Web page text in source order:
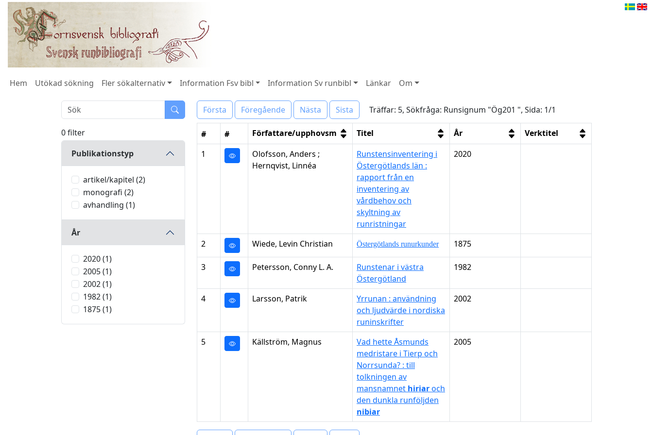
Hem Utökad sökning Fler sökalternativ Information Fsv bibl Information Sv runbibl Länkar Om
0 filter
Publikationstyp
artikel/kapitel (2)
monografi (2)
avhandling (1)
År
2020 (1)
2005 (1)
2002 (1)
1982 (1)
1875 (1)
Första Föregående Nästa Sista Träffar: 5, Sökfråga: Runsignum "Ög201 ", Sida: 1/1
# # Författare/upphovsm Titel År
Verktitel
1
Olofsson, Anders ;
Hernqvist, Linnéa
Runstensinventering i
Östergötlands län :
rapport från en
inventering av
vårdbehov och
skyltning av
runristningar
2020
2 Wiede, Levin Christian Östergötlands runurkunder 1875
3 Petersson, Conny L. A.
Runstenar i västra
Östergötland
1982
4 Larsson, Patrik
Yrrunan : användning
och ljudvärde i nordiska
runinskrifter
2002
5 Källström, Magnus
Vad hette Åsmunds
medristare i Tierp och
Norrsunda? : till
tolkningen av
mansnamnet hiriaroch
den dunkla runföljden
nibiar
2005